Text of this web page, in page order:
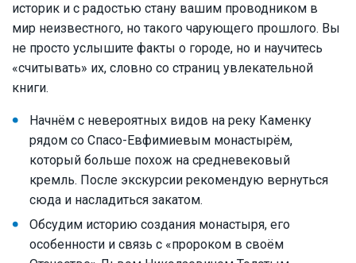
историк и с радостью стану вашим проводником в
мир неизвестного, но такого чарующего прошлого. Вы
не просто услышите факты о городе, но и научитесь
«считывать» их, словно со страниц увлекательной
книги.
Начнём с невероятных видов на реку Каменку
рядом со Спасо-Евфимиевым монастырём,
который больше похож на средневековый
кремль. После экскурсии рекомендую вернуться
сюда и насладиться закатом.
Обсудим историю создания монастыря, его
особенности и связь с «пророком в своём